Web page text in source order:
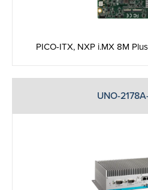
PICO-ITX, NXP i.MX 8M
UNO-